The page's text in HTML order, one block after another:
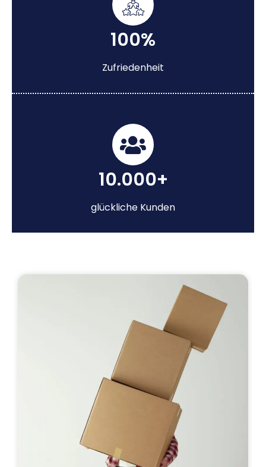
100%
Zufriedenheit
10.000+
glückliche Kunden